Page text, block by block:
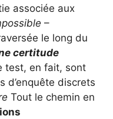
associée aux
–
le long du
certitude
test, en fait, sont
d’enquête discrets
Tout le chemin en